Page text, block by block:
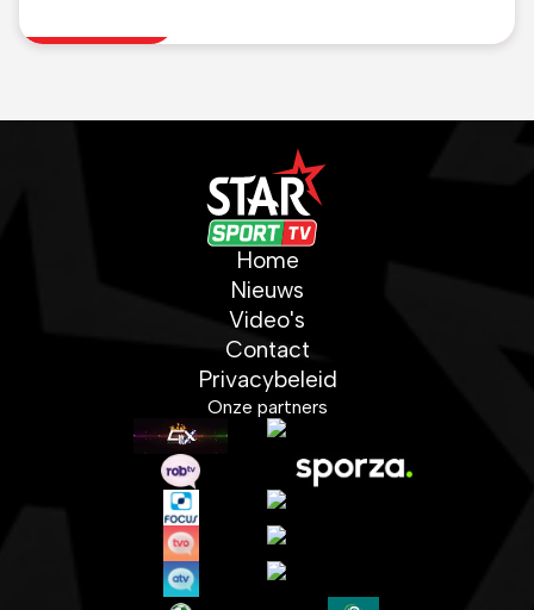
helpen
Home
Nieuws
Video's
Contact
Privacybeleid
Onze partners